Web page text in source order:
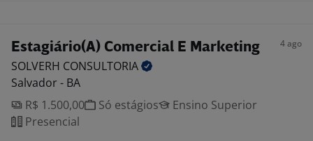
Estagiário(A) Comercial E Marketing 4 ago
SOLVERH CONSULTORIA
Salvador - BA
R$ 1.500,00
Só estágios
Ensino Superior
Presencial